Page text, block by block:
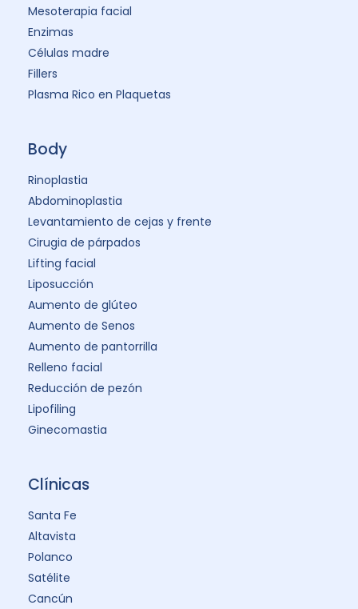
Mesoterapia facial
Enzimas
Células madre
Fillers
Plasma Rico en Plaquetas
Body
Rinoplastia
Abdominoplastia
Levantamiento de cejas y frente
Cirugia de párpados
Lifting facial
Liposucción
Aumento de glúteo
Aumento de Senos
Aumento de pantorrilla
Relleno facial
Reducción de pezón
Lipofiling
Ginecomastia
Clínicas
Santa Fe
Altavista
Polanco
Satélite
Cancún